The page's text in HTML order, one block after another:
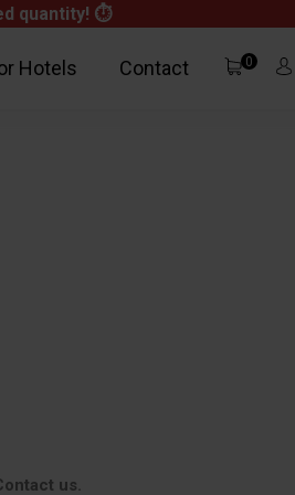
quantity! ⏱
Hotels Contact 0
us.